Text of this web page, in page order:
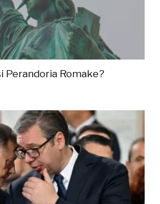
Perandoria Romake?